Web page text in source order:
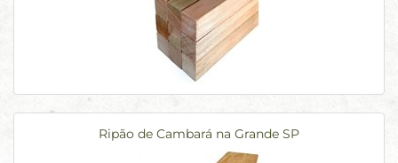
Ripão de Cambará na Grande SP